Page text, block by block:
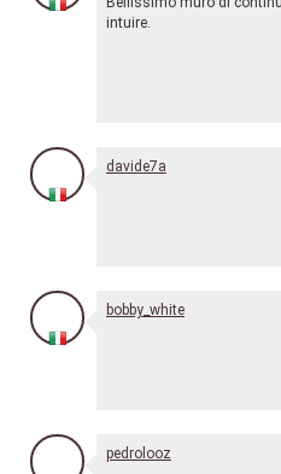
intuire.
davide7a
bobby_white
pedrolooz